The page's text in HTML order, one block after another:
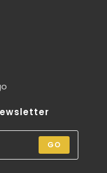
GO